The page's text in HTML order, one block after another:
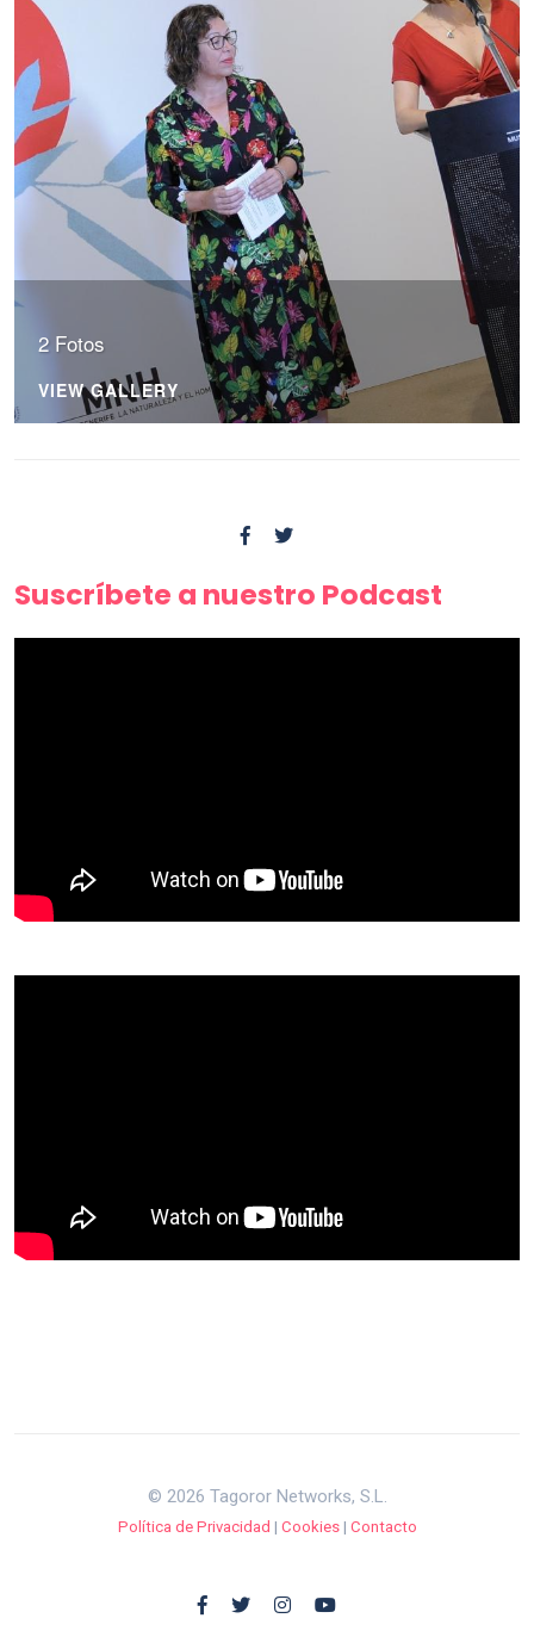
2 Fotos
VIEW GALLERY
Suscríbete a nuestro Podcast
© 2026 Tagoror Networks, S.L.
Política de Privacidad | Cookies| Contacto